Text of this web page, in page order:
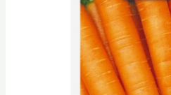
oli:
1,19 €.
on:
0,59 €.